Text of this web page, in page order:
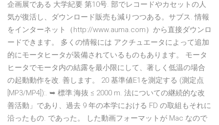
企画展である 大学紀要 第10号. 部でレコードやカセットの人
気が復活し、ダウンロード販売も減りつつある。サブス. 情報
をインターネット（http://www.auma.com）から直接ダウンロ
ードできます。 多くの情報には アクチュエータによって追加
的にモータヒータが装備されているものもあります。 モータ
ヒータでモータ内の結露を最小限にして、著しく低温の場合
の起動動作を改. 善します。 20 基準値E1を測定する (測定点
[MP3/MP4]):. ➥ 標準:海抜 ≤ 2000 m. 法についての継続的な改
善活動」であり、過去 9 年の本学における FD の取組もそれに
沿ったもの. であった。 した動画フォーマットが Mac なので